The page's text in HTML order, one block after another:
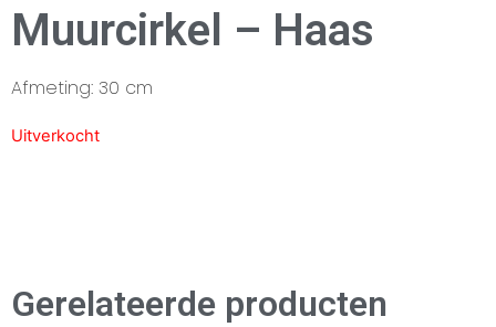
Muurcirkel – Haas
Afmeting: 30 cm
Uitverkocht
Gerelateerde producten